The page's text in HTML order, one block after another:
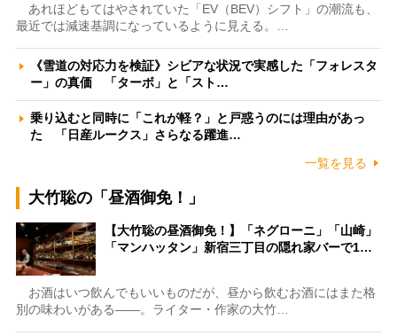
あれほどもてはやされていた「EV（BEV）シフト」の潮流も、
最近では減速基調になっているように見える。…
《雪道の対応力を検証》シビアな状況で実感した「フォレスタ
ー」の真価 「ターボ」と「スト…
乗り込むと同時に「これが軽？」と戸惑うのには理由があっ
た 「日産ルークス」さらなる躍進…
一覧を見る
大竹聡の「昼酒御免！」
【大竹聡の昼酒御免！】「ネグローニ」「山崎」
「マンハッタン」新宿三丁目の隠れ家バーで1…
お酒はいつ飲んでもいいものだが、昼から飲むお酒にはまた格
別の味わいがある――。ライター・作家の大竹…